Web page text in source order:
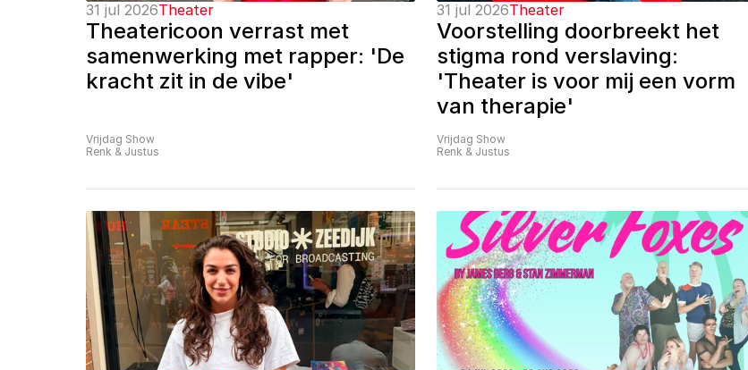
31 jul 2026Theater
Theatericoon verrast met
samenwerking met rapper: 'De
kracht zit in de vibe'
Vrijdag Show
Renk & Justus
31 jul 2026Theater
Voorstelling doorbreekt het
stigma rond verslaving:
'Theater is voor mij een vorm
van therapie'
Vrijdag Show
Renk & Justus